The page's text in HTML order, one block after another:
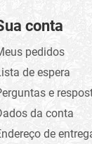
conta
pedidos
de espera
e
da conta
de